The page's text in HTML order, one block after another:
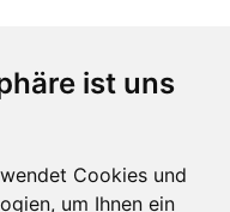
ist uns
Cookies und
um Ihnen ein